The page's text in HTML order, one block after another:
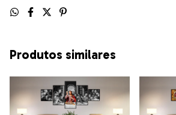
Produtos similares